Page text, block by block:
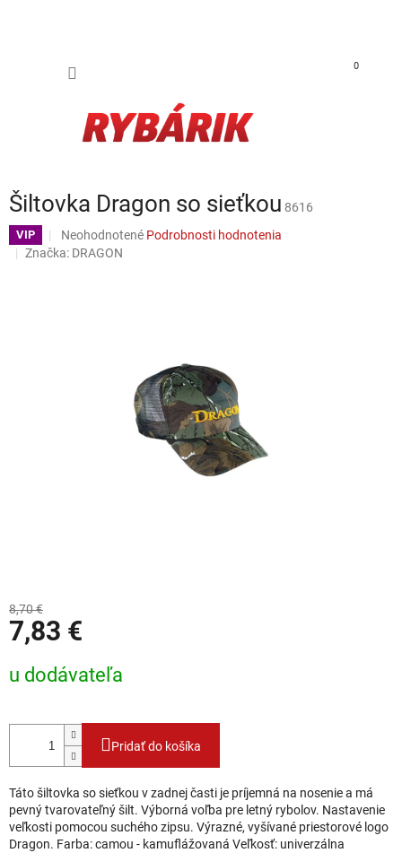
0
Šiltovka Dragon so sieťkou 8616
VIP Priemerné hodnotenie produktu je 0,0 z 5 hviezdičiek.
Neohodnotené Podrobnosti hodnotenia
Značka: DRAGON
8,70 €
7,83 €
u dodávateľa
Pridať do košíka
Táto šiltovka so sieťkou v zadnej časti je príjemná na nosenie a má
pevný tvarovateľný šilt. Výborná voľba pre letný rybolov. Nastavenie
veľkosti pomocou suchého zipsu. Výrazné, vyšívané priestorové logo
Dragon. Farba: camou - kamuflážovaná Veľkosť: univerzálna